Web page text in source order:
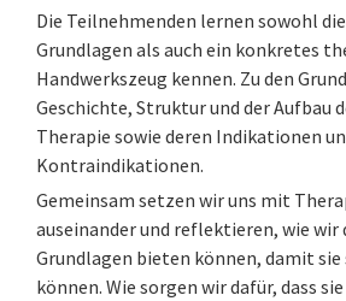
Die Teilnehmenden lernen sowohl
Grundlagen als auch ein konkretes
Handwerkszeug kennen. Zu den
Geschichte, Struktur und der Aufbau
Therapie sowie deren Indikationen
Kontraindikationen.
Gemeinsam setzen wir uns mit
auseinander und reflektieren, wie wir
Grundlagen bieten können, damit
können. Wie sorgen wir dafür, dass